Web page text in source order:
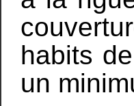
habits
un